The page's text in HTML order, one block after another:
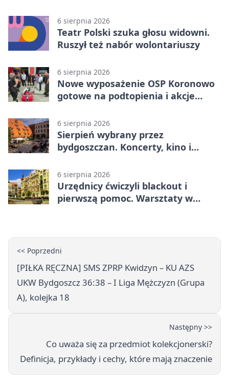
6 sierpnia 2026
Teatr Polski szuka głosu widowni.
Ruszył też nabór wolontariuszy
6 sierpnia 2026
Nowe wyposażenie OSP Koronowo
gotowe na podtopienia i akcje
6 sierpnia 2026
Sierpień wybrany przez
bydgoszczan. Koncerty, kino i
6 sierpnia 2026
Urzędnicy ćwiczyli blackout i
pierwszą pomoc. Warsztaty w
<< Poprzedni
[PIŁKA RĘCZNA] SMS ZPRP Kwidzyn – KU AZS
UKW Bydgoszcz 36:38 – I Liga Mężczyzn (Grupa
A), kolejka 18
Następny >>
Co uważa się za przedmiot kolekcjonerski?
Definicja, przykłady i cechy, które mają znaczenie